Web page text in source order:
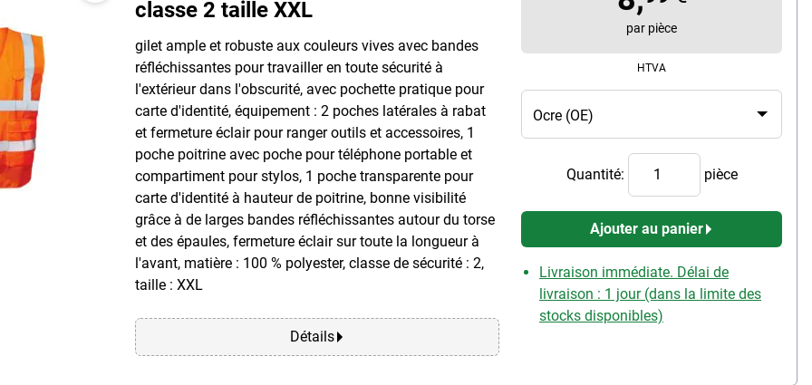
classe 2 taille XXL
gilet ample et robuste aux couleurs vives avec bandes
réfléchissantes pour travailler en toute sécurité à
l'extérieur dans l'obscurité, avec pochette pratique pour
carte d'identité, équipement : 2 poches latérales à rabat
et fermeture éclair pour ranger outils et accessoires, 1
poche poitrine avec poche pour téléphone portable et
compartiment pour stylos, 1 poche transparente pour
carte d'identité à hauteur de poitrine, bonne visibilité
grâce à de larges bandes réfléchissantes autour du torse
et des épaules, fermeture éclair sur toute la longueur à
l'avant, matière : 100 % polyester, classe de sécurité : 2,
taille : XXL
Détails
par pièce
HTVA
Quantité: pièce
Ajouter au panier
Livraison immédiate. Délai de
livraison : 1 jour (dans la limite des
stocks disponibles)